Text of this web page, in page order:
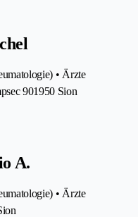
• Ärzte
901950 Sion
A.
• Ärzte